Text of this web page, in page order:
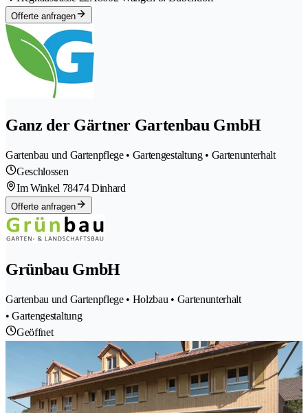
Offerte anfragen
Ganz der Gärtner Gartenbau GmbH
Gartenbau und Gartenpflege • Gartengestaltung • Gartenunterhalt
Geschlossen
Im Winkel 78474 Dinhard
Offerte anfragen
Grünbau GmbH
Gartenbau und Gartenpflege • Holzbau • Gartenunterhalt
• Gartengestaltung
Geöffnet